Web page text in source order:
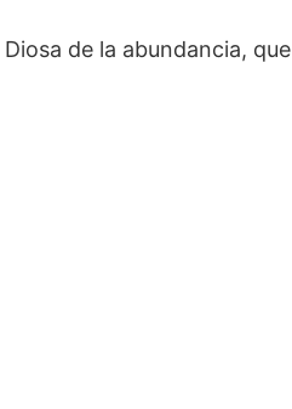
de la abundancia, que